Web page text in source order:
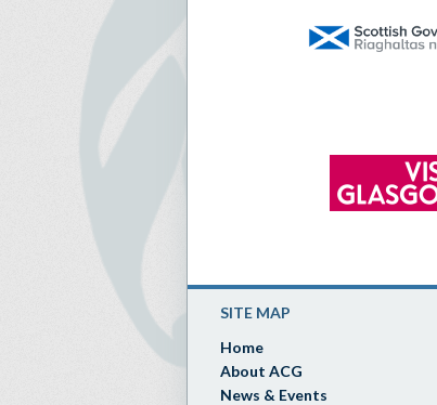
SITE MAP
Home
About ACG
News & Events